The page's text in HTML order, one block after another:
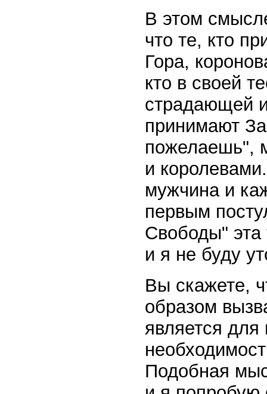
В этом
что те, кто
Гора,
кто в своей
страдающей
принимают
пожелаешь",
и
мужчина и
первым
Свободы"
и я не буду
Вы скажете,
образом
является
Подобная